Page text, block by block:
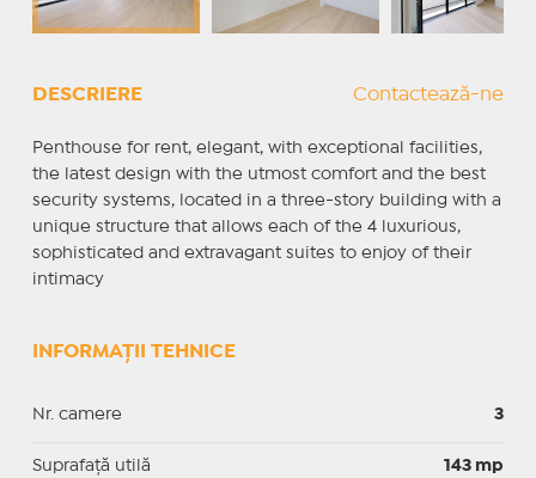
DESCRIERE Contactează-ne
Penthouse for rent, elegant, with exceptional facilities,
the latest design with the utmost comfort and the best
security systems, located in a three-story building with a
unique structure that allows each of the 4 luxurious,
sophisticated and extravagant suites to enjoy of their
intimacy
INFORMAȚII TEHNICE
Nr. camere 3
Suprafaţă utilă 143 mp